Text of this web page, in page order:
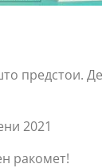
предстои.
2021
ракомет!